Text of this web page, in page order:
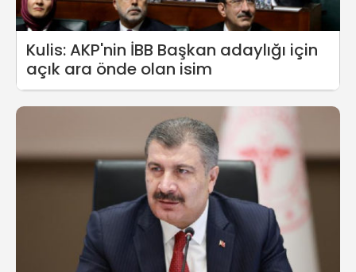
Kulis: AKP'nin İBB Başkan adaylığı için
açık ara önde olan isim